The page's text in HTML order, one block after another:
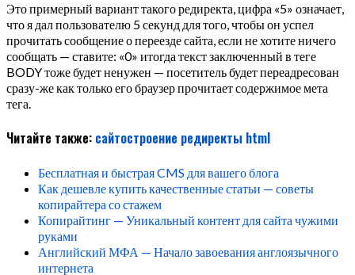
Это примерный вариант такого редиректа, цифра «5» означает,
что я дал пользователю 5 секунд для того, чтобы он успел
прочитать сообщение о переезде сайта, если не хотите ничего
сообщать — ставите: «0» итогда текст заключенный в теге
BODY тоже будет ненужен — посетитель будет переадресован
сразу-же как только его браузер прочитает содержимое мета
тега.
Читайте также: сайтостроение редиректы html
Бесплатная и быстрая CMS для вашего блога
Как дешевле купить качественные статьи — советы
копирайтера со стажем
Копирайтинг — Уникальный контент для сайта чужими
руками
Английский МФА — Начало завоевания англоязычного
интернета